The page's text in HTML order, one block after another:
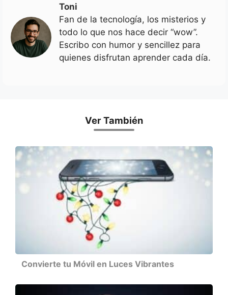
Toni
Fan de la tecnología, los misterios y
todo lo que nos hace decir “wow”.
Escribo con humor y sencillez para
quienes disfrutan aprender cada día.
Ver También
Convierte tu Móvil en Luces Vibrantes